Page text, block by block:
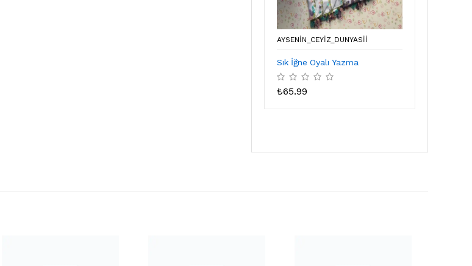
AYSENIN_CEYIZ_DUNYASII
Sık İğne Oyalı Yazma
₺65.99